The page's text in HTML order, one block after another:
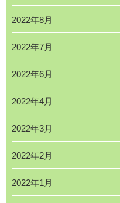
2022年8月
2022年7月
2022年6月
2022年4月
2022年3月
2022年2月
2022年1月